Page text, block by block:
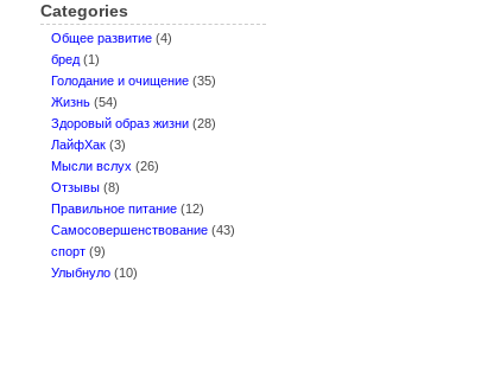
Categories
Oбщее развитие (4)
бред (1)
Голодание и очищение (35)
Жизнь (54)
Здоровый образ жизни (28)
ЛайфХак (3)
Мысли вслух (26)
Отзывы (8)
Правильное питание (12)
Самосовершенствование (43)
спорт (9)
Улыбнуло (10)